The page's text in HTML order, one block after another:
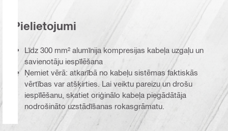
Pielietojumi
Līdz 300 mm² alumīnija kompresijas kabeļa uzgaļu un
savienotāju iespīlēšana
Ņemiet vērā: atkarībā no kabeļu sistēmas faktiskās
vērtības var atšķirties. Lai veiktu pareizu un drošu
iespīlēšanu, skatiet oriģinālo kabeļa piegādātāja
nodrošināto uzstādīšanas rokasgrāmatu.